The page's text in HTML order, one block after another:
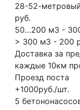
28-52-
руб.
50…200 м3 -
> 300 м3 - 200
Доставка за
каждые 10км
Проезд поста
+1000руб./шт.
5